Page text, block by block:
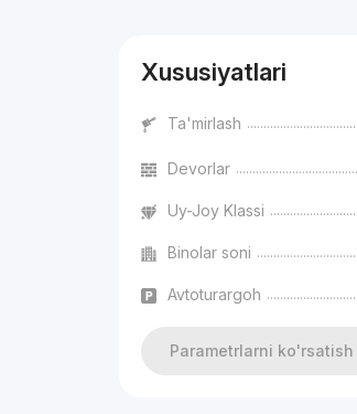
Xususiyatlari
Ta'mirlash
Devorlar
Uy-Joy Klassi
Binolar soni
Avtoturargoh
Parametrlarni ko'rsatish